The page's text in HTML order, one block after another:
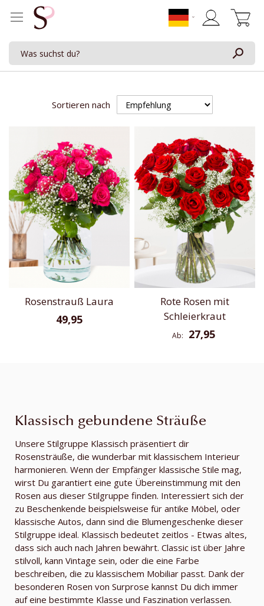
Sortieren nach
Rosenstrauß Laura
49,95
Rote Rosen mit
Schleierkraut
Ab 27,95
Klassisch gebundene Sträuße
Unsere Stilgruppe Klassisch präsentiert dir
Rosensträuße, die wunderbar mit klassischem Interieur
harmonieren. Wenn der Empfänger klassische Stile mag,
wirst Du garantiert eine gute Übereinstimmung mit den
Rosen aus dieser Stilgruppe finden. Interessiert sich der
zu Beschenkende beispielsweise für antike Möbel, oder
klassische Autos, dann sind die Blumengeschenke dieser
Stilgruppe ideal. Klassisch bedeutet zeitlos - Etwas altes,
dass sich auch nach Jahren bewährt. Classic ist über Jahre
stilvoll, kann Vintage sein, oder die eine Farbe
beschreiben, die zu klassischem Mobiliar passt. Dank der
besonderen Rosen von Surprose kannst Du dich immer
auf eine bestimmte Klasse und Faszination verlassen.